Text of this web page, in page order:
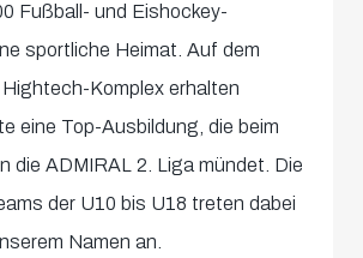
Fußball- und Eishockey-
sportliche Heimat. Auf dem
Komplex erhalten
eine Top-Ausbildung, die beim
die ADMIRAL 2. Liga mündet. Die
der U10 bis U18 treten dabei
Namen an.